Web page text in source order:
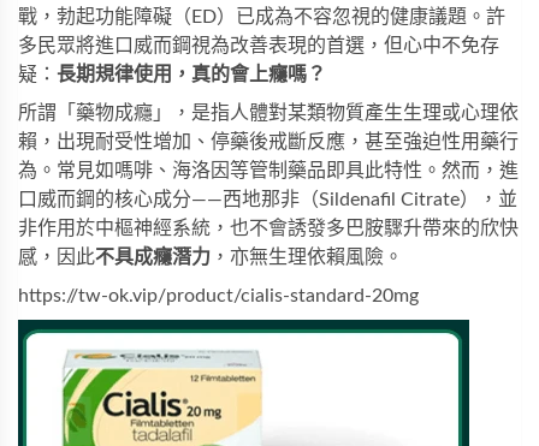
戰，勃起功能障礙（ED）已成為不容忽視的健康議題。許
多民眾將進口威而鋼視為改善表現的首選，但心中不免存
疑： 長期規律使用，真的會上癮嗎？
所謂「藥物成癮」，是指人體對某類物質產生生理或心理依
賴，出現耐受性增加、停藥後戒斷反應，甚至強迫性用藥行
為。常見如嗎啡、海洛因等管制藥品即具此特性。然而，進
口威而鋼的核心成分——西地那非（Sildenafil Citrate），並
非作用於中樞神經系統，也不會誘發多巴胺驟升帶來的欣快
感，因此不具成癮潛力 ，亦無生理依賴風險。
https://tw-ok.vip/product/cialis-standard-20mg